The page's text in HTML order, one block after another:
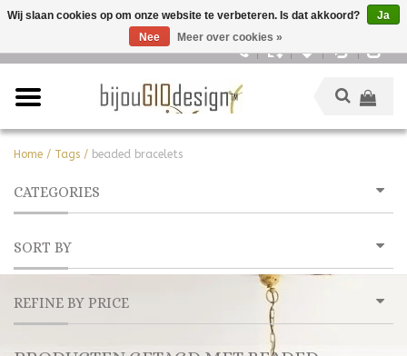
Home / Tags / beaded bracelets
CATEGORIES
SORT BY
REFINE BY PRICE
Wij slaan cookies op om onze website te verbeteren. Is dat akkoord?
Ja
Nee
Meer over cookies »